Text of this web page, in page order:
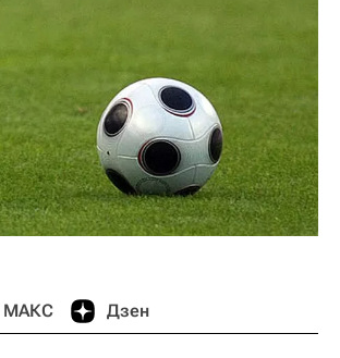
МАКС Дзен